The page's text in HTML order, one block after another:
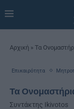
Αρχική » Τα
Επικαιρότητα
Τα
Συντάκτης Ikivotos